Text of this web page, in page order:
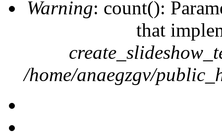
Warning: count():
that
/home/anaegzgv/